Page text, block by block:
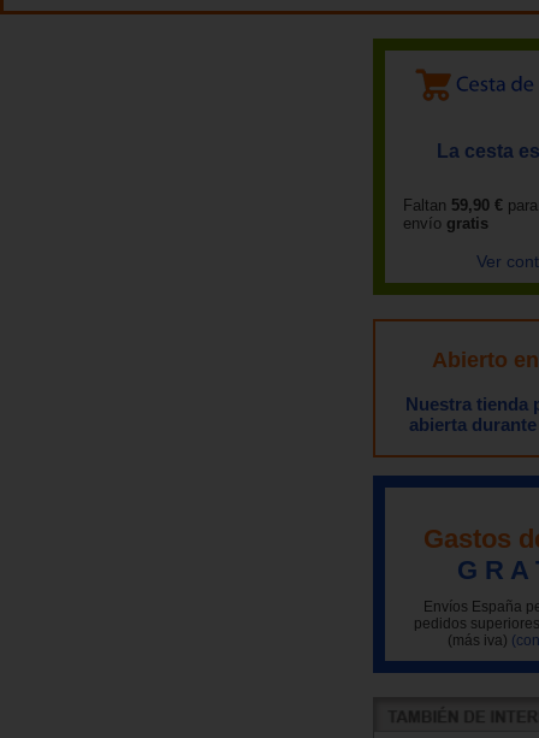
La cesta
Faltan 59,90 €
envío gratis
Ver
Abierto
Nuestra tienda
abierta
Gastos
G R A
Envíos España
pedidos
(más iva)